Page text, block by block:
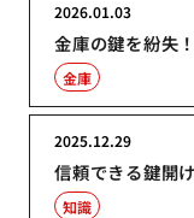
金庫の鍵を紛失
2026.01.03
金庫
信頼できる鍵開
2025.12.29
知識